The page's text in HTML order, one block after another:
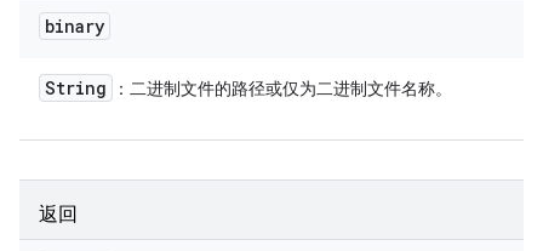
binary
String ：二进制文件的路径或仅为二进制文件名称。
返回